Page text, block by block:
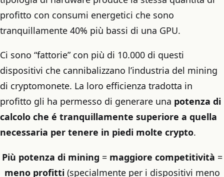
profitto con consumi energetici che sono
tranquillamente 40% più bassi di una GPU.
Ci sono “fattorie” con più di 10.000 di questi
dispositivi che cannibalizzano l’industria del mining
di cryptomonete. La loro efficienza tradotta in
profitto gli ha permesso di generare una potenza di
calcolo che é tranquillamente superiore a quella
necessaria per tenere in piedi molte crypto.
Più potenza di mining = maggiore competitività =
meno profitti (specialmente per i dispositivi meno